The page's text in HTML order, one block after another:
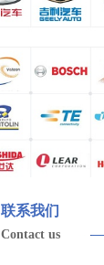
联系我们
Contact us